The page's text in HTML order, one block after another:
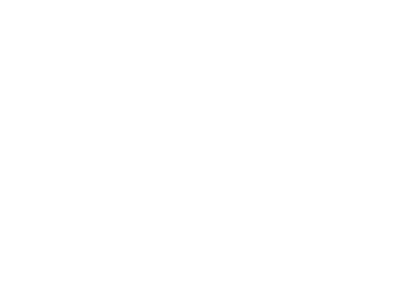
olyan autoimmun betegség, melynél a